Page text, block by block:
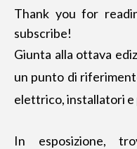
Thank you for
subscribe!
Giunta alla ottava
un punto di
elettrico, installatori
In esposizione,